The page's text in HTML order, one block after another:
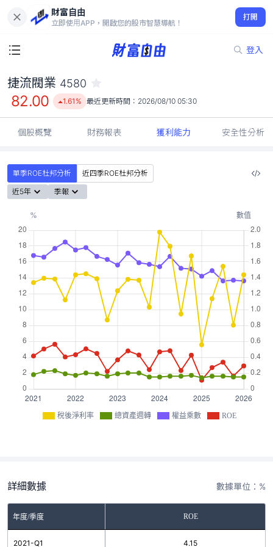
財富自由
立即使用APP，開啟您的股市智慧導航！
打開
登入
82.00
1.61%
捷流閥業 4580
82.00 1.61% 最近更新時間： 2026/08/10 05:30
個股概覽 財務報表 獲利能力 安全性分析
單季ROE杜邦分析
近四季ROE杜邦分析
近5年
季報
稅後淨利率 總資產週轉 權益乘數 ROE
詳細數據 數據單位：%
年度/季度 ROE
2021-Q1 4.15